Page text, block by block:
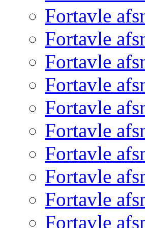
Fortavle
Fortavle
Fortavle
Fortavle
Fortavle
Fortavle
Fortavle
Fortavle
Fortavle
Fortavle